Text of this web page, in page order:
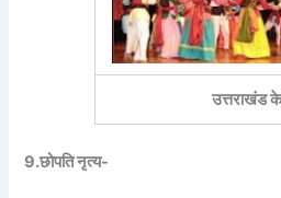
उत्तराखंड
9.छोपति नृत्य-